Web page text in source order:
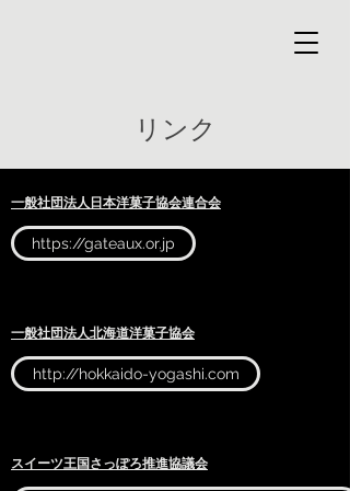
リンク
一般社団法人日本洋菓子協会連合会
https://gateaux.or.jp
一般社団法人北海道洋菓子協会
http://hokkaido-yogashi.com
スイーツ王国さっぽろ推進協議会